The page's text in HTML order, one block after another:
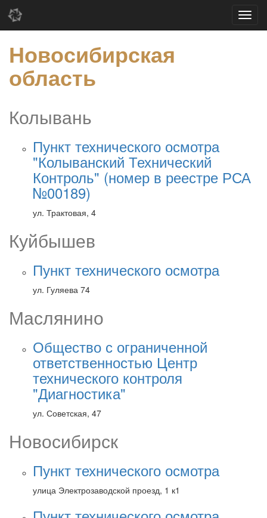
Новосибирская
область
Колывань
Пункт технического осмотра
"Колыванский Технический
Контроль" (номер в реестре РСА
№00189)
ул. Трактовая, 4
Куйбышев
Пункт технического осмотра
ул. Гуляева 74
Маслянино
Общество с ограниченной
ответственностью Центр
технического контроля
"Диагностика"
ул. Советская, 47
Новосибирск
Пункт технического осмотра
улица Электрозаводской проезд, 1 к1